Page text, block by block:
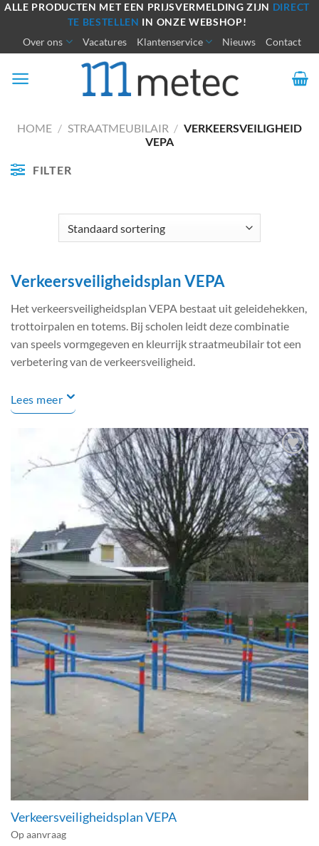
Ga
inhoud
ALLE PRODUCTEN MET EEN PRIJSVERMELDING ZIJN DIRECT
TE BESTELLEN IN ONZE WEBSHOP!
Over ons Vacatures Klantenservice Nieuws Contact
HOME / STRAATMEUBILAIR / VERKEERSVEILIGHEID
VEPA
FILTER
Verkeersveiligheidsplan VEPA
Het verkeersveiligheidsplan VEPA bestaat uit geleidehekken,
trottoirpalen en totems. Bij scholen leidt deze combinatie
van speels vormgegeven en kleurrijk straatmeubilair tot een
verbetering van de verkeersveiligheid.
Lees meer
Verkeersveiligheidsplan VEPA
Op aanvraag